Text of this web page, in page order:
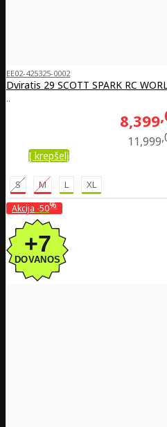
EE02-425325-0002
Dviratis 29 SCOTT SPARK RC
..
8,399
11,999
Į krepšelį
S M L XL
Akcija -50%